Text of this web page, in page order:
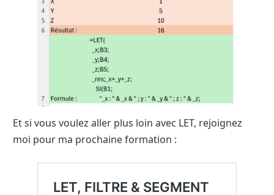
Et si vous voulez aller plus loin avec LET, rejoignez
moi pour ma prochaine formation :